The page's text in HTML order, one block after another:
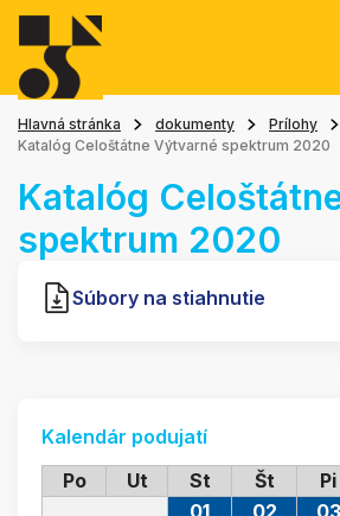
Hlavná stránka dokumenty
Prílohy
Katalóg Celoštátne Výtvarné spektrum 2020
Katalóg
spektrum 2020
Súbory na stiahnutie
Kalendár podujatí
Po
Ut St Št Pi
01 02 03